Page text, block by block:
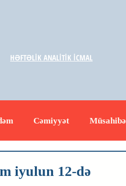
Cəmiyyət Müsahibə
iyulun 12-də
HƏFTƏLİK ANALİTİK İCMAL